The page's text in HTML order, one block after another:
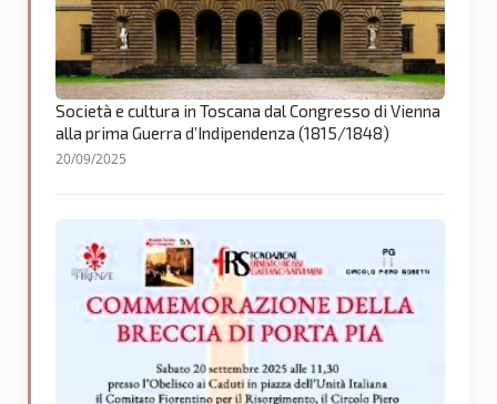
Società e cultura in Toscana dal Congresso di Vienna
alla prima Guerra d’Indipendenza (1815/1848)
20/09/2025